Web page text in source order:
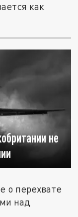
как
не
о перехвате
над